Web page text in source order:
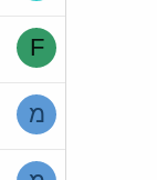
F
מ